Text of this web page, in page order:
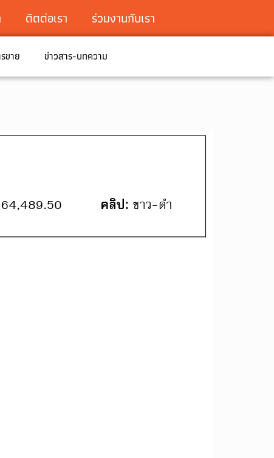
ติตต่อเรา ร่วมงานกับเรา
ขาย ข่าวสาร-บทความ